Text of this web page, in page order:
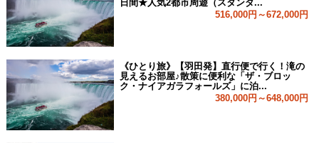
日間★人気2都市周遊（スタンダ...
516,000円～672,000円
《ひとり旅》【羽田発】直行便で行く！滝の
見えるお部屋♪散策に便利な「ザ・ブロッ
ク・ナイアガラフォールズ」に泊...
380,000円～648,000円